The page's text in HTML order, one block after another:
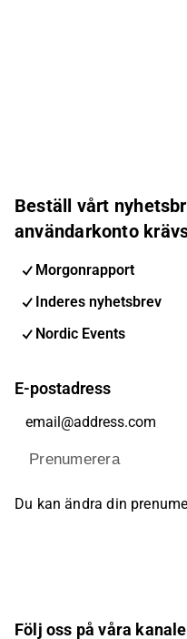
Beställ vårt
användarkonto
Morgonrapport
Inderes nyhetsbrev
Nordic Events
E-postadress
Prenumerera
Du kan ändra din
Följ oss på våra